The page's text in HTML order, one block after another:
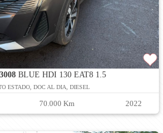
BLUE HDI 130 EAT8 1.5
ESTADO, DOC AL DIA, DIESEL
70.000 Km 2022